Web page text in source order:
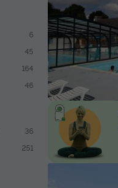
6
45
164
46
36
251